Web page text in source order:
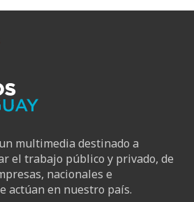
multimedia destinado a
el trabajo público y privado, de
nacionales e
actúan en nuestro país.